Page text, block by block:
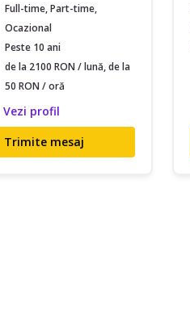
Full-time, Part-time,
Ocazional
Peste 10 ani
de la 2100 RON / lună, de la
50 RON / oră
Vezi profil
Trimite mesaj